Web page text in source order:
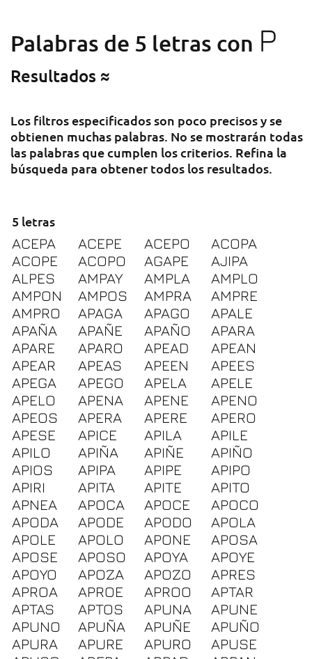
Palabras de 5 letras con P
Resultados ≈
Los filtros especificados son poco precisos y se
obtienen muchas palabras. No se mostrarán todas
las palabras que cumplen los criterios. Refina la
búsqueda para obtener todos los resultados.
5 letras
ACEPA ACEPE ACEPO
ACOPA
ACOPE
ACOPO AGAPE
AJIPA
ALPES
AMPAY AMPLA
AMPLO
AMPON
AMPOS AMPRA
AMPRE
AMPRO
APAGA APAGO
APALE
APAÑA
APAÑE APAÑO
APARA
APARE
APARO APEAD
APEAN
APEAR
APEAS APEEN
APEES
APEGA
APEGO APELA
APELE
APELO
APENA APENE
APENO
APEOS
APERA APERE
APERO
APESE
APICE APILA
APILE
APILO
APIÑA APIÑE
APIÑO
APIOS
APIPA APIPE
APIPO
APIRI
APITA APITE
APITO
APNEA
APOCA APOCE
APOCO
APODA
APODE APODO
APOLA
APOLE
APOLO APONE
APOSA
APOSE
APOSO APOYA
APOYE
APOYO
APOZA APOZO
APRES
APROA
APROE APROO
APTAR
APTAS
APTOS APUNA
APUNE
APUNO
APUÑA APUÑE
APUÑO
APURA
APURE APURO
APUSE